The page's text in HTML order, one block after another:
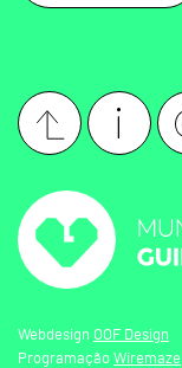
Webdesign OOF Design
Programação Wiremaze